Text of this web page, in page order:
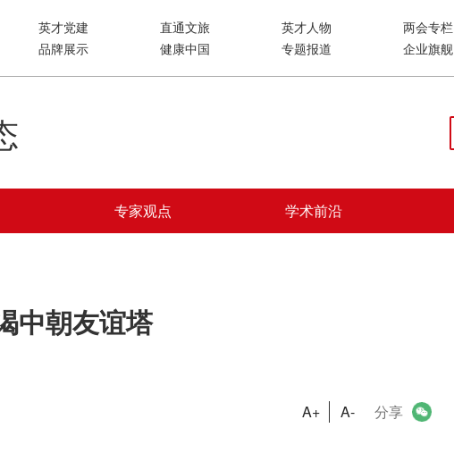
英才党建 直通文旅 英才人物 两会专栏
品牌展示 健康中国 专题报道 企业旗舰
专家观点 学术前沿
中朝友谊塔
A+ A- 分享